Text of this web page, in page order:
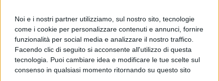
Noi e i nostri partner utilizziamo, sul nostro sito, tecnologie
come i cookie per personalizzare contenuti e annunci, fornire
funzionalità per social media e analizzare il nostro traffico.
Facendo clic di seguito si acconsente all'utilizzo di questa
tecnologia. Puoi cambiare idea e modificare le tue scelte sul
consenso in qualsiasi momento ritornando su questo sito
voti della Lega
Scenario opposto in Veneto, dove l’effetto Zaia
resta decisivo: “La Lega e la coalizione sono
andate bene soprattutto grazie alle oltre 200 mila